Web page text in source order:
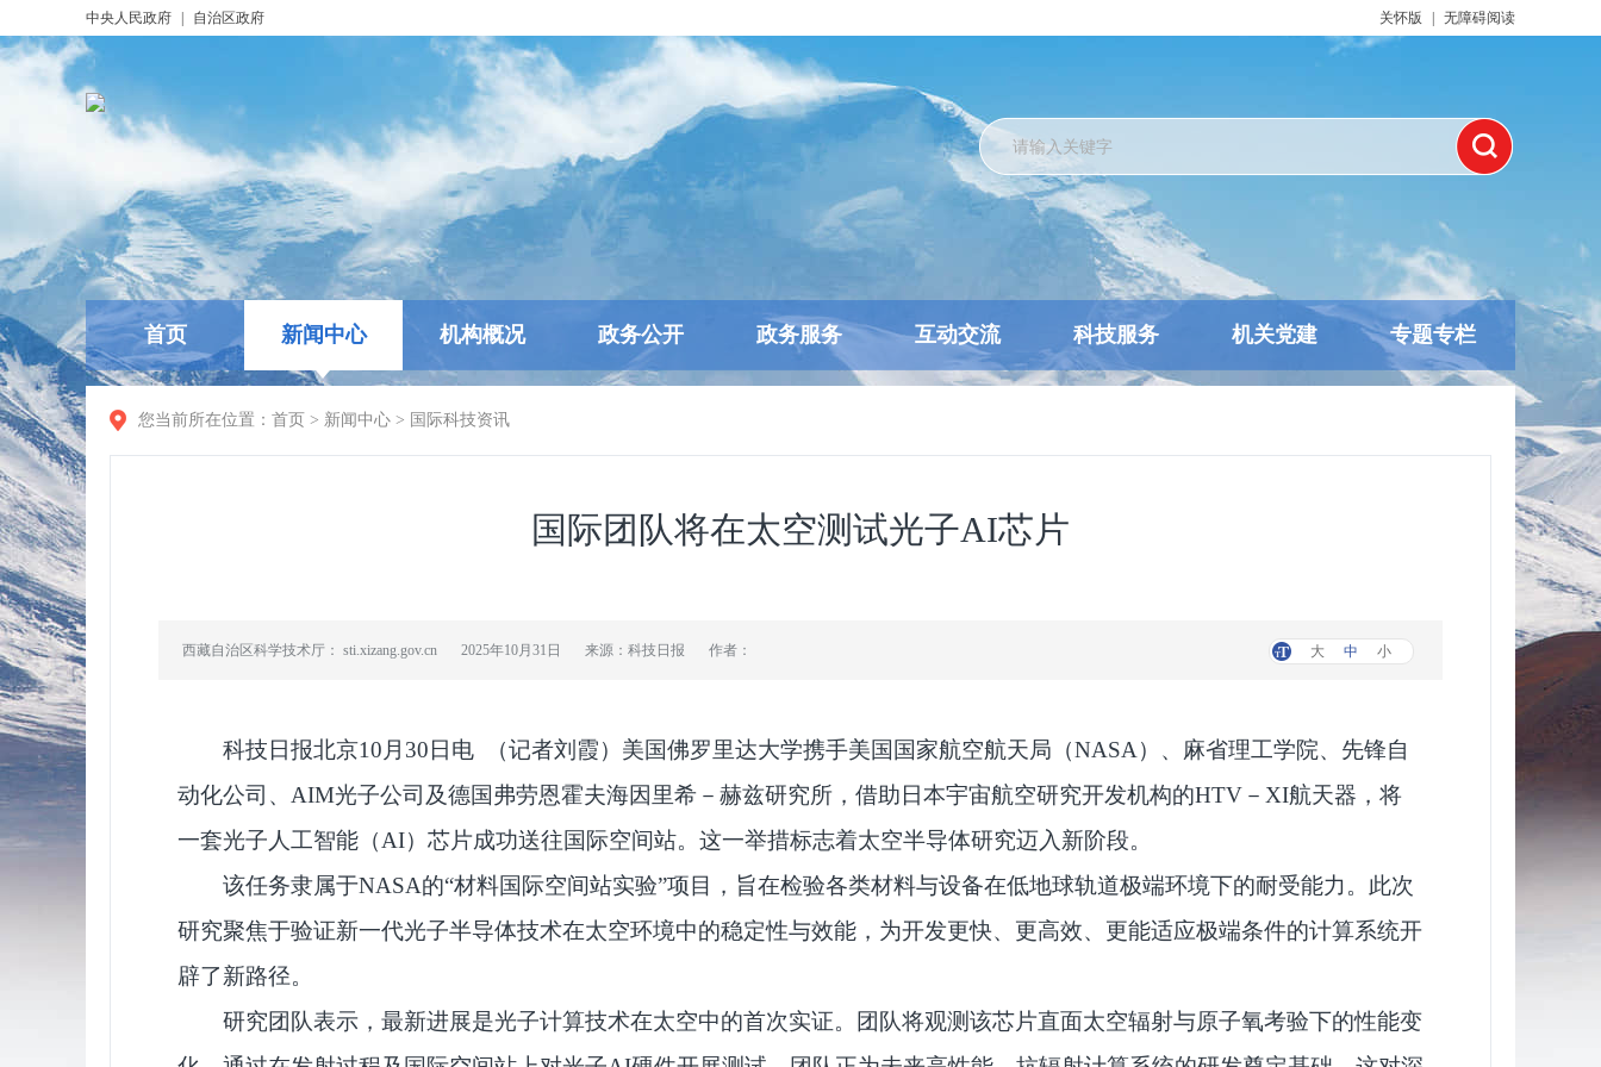
中央人民政府 自治区政府 无障碍阅读
关怀版
首页 新闻中心 机构概况 政务公开 政务服务 互动交流 科技服务 机关党建 专题专栏
您当前所在位置： 首页 > 新闻中心 > 国际科技资讯
国际团队将在太空测试光子AI芯片
西藏自治区科学技术厅： sti.xizang.gov.cn 2025年10月31日 来源：科技日报 作者： 大 中 小
科技日报北京10月30日电 （记者刘霞）美国佛罗里达大学携手美国国家航空航天局（NASA）、麻省理工学院、先锋自
动化公司、AIM光子公司及德国弗劳恩霍夫海因里希－赫兹研究所，借助日本宇宙航空研究开发机构的HTV－XI航天器，将
一套光子人工智能（AI）芯片成功送往国际空间站。这一举措标志着太空半导体研究迈入新阶段。
该任务隶属于NASA的“材料国际空间站实验”项目，旨在检验各类材料与设备在低地球轨道极端环境下的耐受能力。此次
研究聚焦于验证新一代光子半导体技术在太空环境中的稳定性与效能，为开发更快、更高效、更能适应极端条件的计算系统开
辟了新路径。
研究团队表示，最新进展是光子计算技术在太空中的首次实证。团队将观测该芯片直面太空辐射与原子氧考验下的性能变